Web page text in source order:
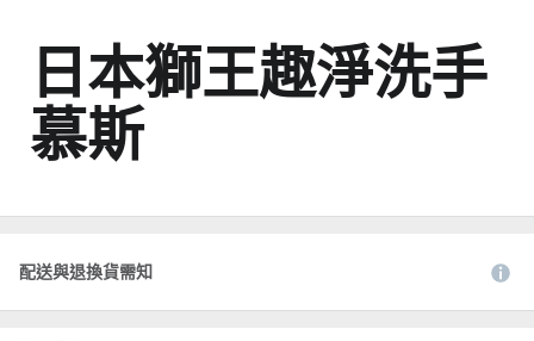
日本獅王趣淨洗手
慕斯
配送與退換貨需知